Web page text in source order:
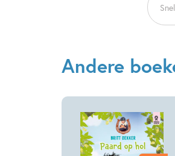
Andere